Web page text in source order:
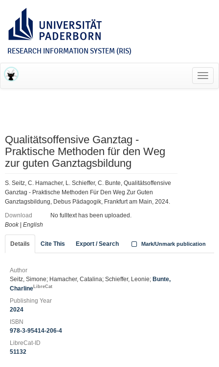
RESEARCH INFORMATION SYSTEM (RIS)
Qualitätsoffensive Ganztag -
Praktische Methoden für den Weg
zur guten Ganztagsbildung
S. Seitz, C. Hamacher, L. Schieffer, C. Bunte, Qualitätsoffensive
Ganztag - Praktische Methoden Für Den Weg Zur Guten
Ganztagsbildung, Debus Pädagogik, Frankfurt am Main, 2024.
Download
No fulltext has been uploaded.
Book| English
Details Cite This Export / Search Mark/Unmark publication
Author
Seitz, Simone; Hamacher, Catalina; Schieffer, Leonie; Bunte,
Charline LibreCat
Publishing Year
2024
ISBN
978-3-95414-206-4
LibreCat-ID
51132